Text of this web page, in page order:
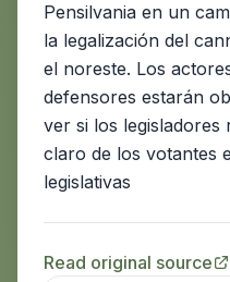
Pensilvania en un
la legalización del
el noreste. Los
defensores estarán
ver si los legisladores
claro de los votantes
legislativas
Read original source